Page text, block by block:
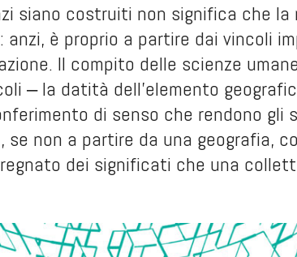
siano costruiti non significa che
è proprio a partire dai vincoli
Il compito delle scienze
‒ la datità dell’elemento
di senso che rendono gli
non a partire da una geografia,
dei significati che una